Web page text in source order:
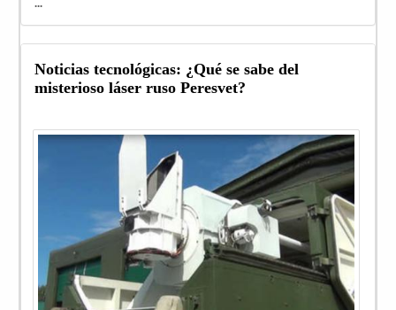
Noticias tecnológicas: ¿Qué se sabe del
misterioso láser ruso Peresvet?